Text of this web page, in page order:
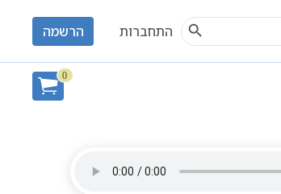
Search Button
התחברות הרשמה
0